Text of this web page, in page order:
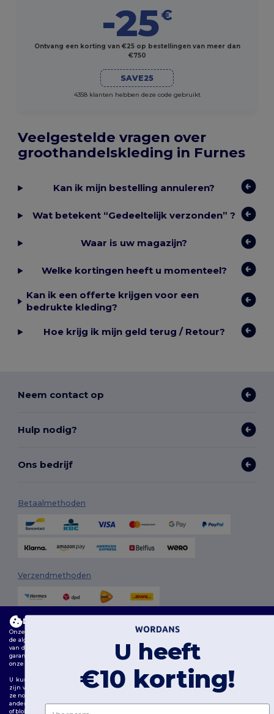
-25€
Ontvang een korting van €25 op bestellingen van meer dan
€750
SAVE25
4358 klanten hebben deze code gebruikt
Veelgestelde vragen over
groothandelskleding in Furnes
Kan ik mijn bestelling annuleren?
Wat betekent “Gedeeltelijk verzonden” ?
Waar is uw magazijn?
Welke kortingen heeft u momenteel?
Kan ik een offerte krijgen voor een
bedrukte kleding?
Hoe krijg ik mijn geld terug / Retour?
Neem contact op
Hulp nodig?
Ons bedrijf
Betaalmethoden
Verzendmethoden
2026. Alle rechten voorbehouden
Volg ons
Deze website maakt gebruik van cookies
Onze website maakt gebruik van zowel onze eigen cookies als cookies van derden om
de algehele functionaliteit te verbeteren, uw voorkeuren te onthouden, de prestaties
van de website te analyseren en een vlotte en gepersonaliseerde browse-ervaring te
garanderen, inclusief op maat gemaakte inhoud, geoptimaliseerde interacties met
onze website en advertenties.
U kunt uw cookievoorkeuren op elk moment beheren. Essentiële cookies, die nodig
zijn voor het functioneren van de website, kunnen niet worden uitgeschakeld omdat
ze noodzakelijk zijn voor de correcte werking van de website. U kunt echter kiezen of u
andere soorten cookies, zoals die voor personalisatie, analyse en targeting, wilt toestaan
of blokkeren.
U heeft
€10 korting!
Voornaam